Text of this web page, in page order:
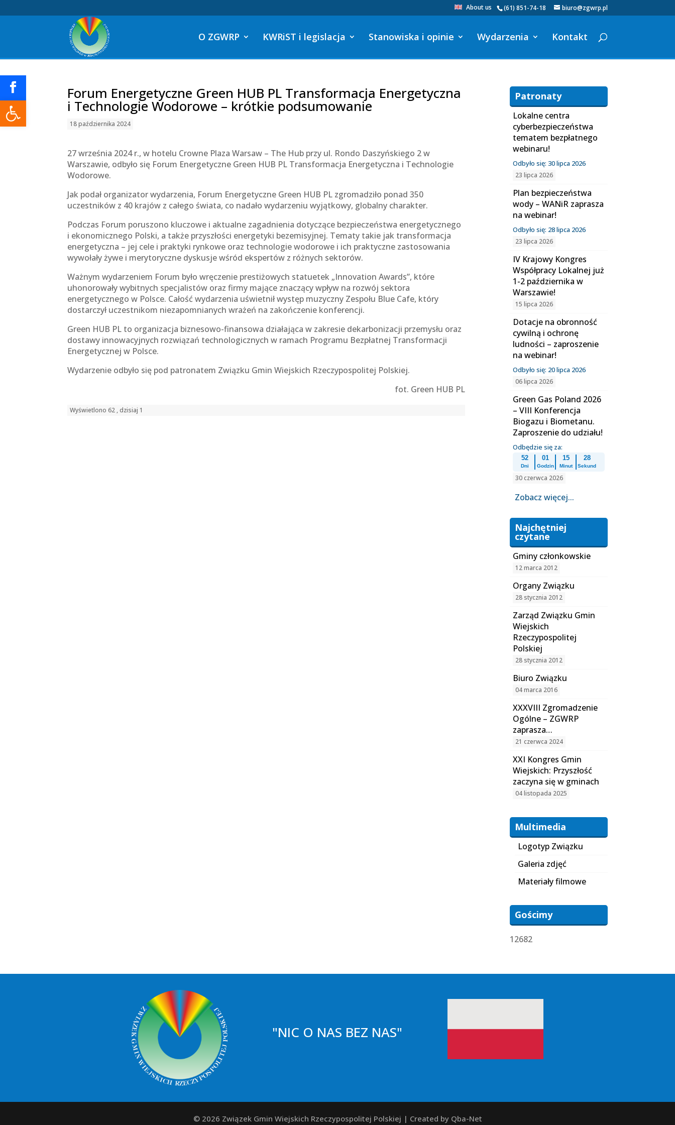
Otwórz pasek narzędzi
(61) 851-74-18 biuro@zgwrp.pl
About us
O ZGWRP KWRiST i legislacja Stanowiska i opinie Wydarzenia Kontakt
Forum Energetyczne Green HUB PL Transformacja Energetyczna
i Technologie Wodorowe – krótkie podsumowanie
18 października 2024
27 września 2024 r., w hotelu Crowne Plaza Warsaw – The Hub przy ul. Rondo Daszyńskiego 2 w
Warszawie, odbyło się Forum Energetyczne Green HUB PL Transformacja Energetyczna i Technologie
Wodorowe.
Jak podał organizator wydarzenia, Forum Energetyczne Green HUB PL zgromadziło ponad 350
uczestników z 40 krajów z całego świata, co nadało wydarzeniu wyjątkowy, globalny charakter.
Podczas Forum poruszono kluczowe i aktualne zagadnienia dotyczące bezpieczeństwa energetycznego
i ekonomicznego Polski, a także przyszłości energetyki bezemisyjnej. Tematy takie jak transformacja
energetyczna – jej cele i praktyki rynkowe oraz technologie wodorowe i ich praktyczne zastosowania
wywołały żywe i merytoryczne dyskusje wśród ekspertów z różnych sektorów.
Ważnym wydarzeniem Forum było wręczenie prestiżowych statuetek „Innovation Awards”, które
uhonorowały wybitnych specjalistów oraz firmy mające znaczący wpływ na rozwój sektora
energetycznego w Polsce. Całość wydarzenia uświetnił występ muzyczny Zespołu Blue Cafe, który
dostarczył uczestnikom niezapomnianych wrażeń na zakończenie konferencji.
Green HUB PL to organizacja biznesowo-finansowa działająca w zakresie dekarbonizacji przemysłu oraz
dostawy innowacyjnych rozwiązań technologicznych w ramach Programu Bezpłatnej Transformacji
Energetycznej w Polsce.
Wydarzenie odbyło się pod patronatem Związku Gmin Wiejskich Rzeczypospolitej Polskiej.
fot. Green HUB PL
Wyświetlono 62 , dzisiaj 1
Patronaty
Lokalne centra
cyberbezpieczeństwa
tematem bezpłatnego
webinaru!
Odbyło się: 30 lipca 2026
23 lipca 2026
Plan bezpieczeństwa
wody – WANiR zaprasza
na webinar!
Odbyło się: 28 lipca 2026
23 lipca 2026
IV Krajowy Kongres
Współpracy Lokalnej już
1-2 października w
Warszawie!
15 lipca 2026
Dotacje na obronność
cywilną i ochronę
ludności – zaproszenie
na webinar!
Odbyło się: 20 lipca 2026
06 lipca 2026
Green Gas Poland 2026
– VIII Konferencja
Biogazu i Biometanu.
Zaproszenie do udziału!
Odbędzie się za:
52
Dni
01
Godzin
15
Minut
28
Sekund
30 czerwca 2026
Zobacz więcej...
Najchętniej
czytane
Gminy członkowskie
12 marca 2012
Organy Związku
28 stycznia 2012
Zarząd Związku Gmin
Wiejskich
Rzeczypospolitej
Polskiej
28 stycznia 2012
Biuro Związku
04 marca 2016
XXXVIII Zgromadzenie
Ogólne – ZGWRP
zaprasza…
21 czerwca 2024
XXI Kongres Gmin
Wiejskich: Przyszłość
zaczyna się w gminach
04 listopada 2025
Multimedia
Logotyp Związku
Galeria zdjęć
Materiały filmowe
Gościmy
12682
"NIC O NAS BEZ NAS"
© 2026 Związek Gmin Wiejskich Rzeczypospolitej Polskiej | Created by Qba-Net